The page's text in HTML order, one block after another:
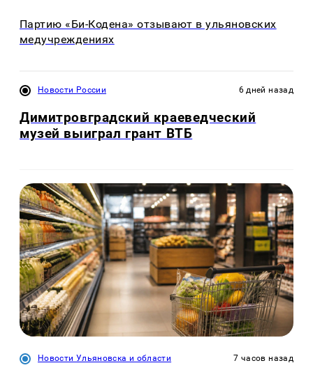
Партию «Би-Кодена» отзывают в ульяновских
медучреждениях
Новости России 6 дней назад
Димитровградский краеведческий
музей выиграл грант ВТБ
Новости Ульяновска и области 7 часов назад